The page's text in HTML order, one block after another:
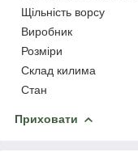
Щільність ворсу
Виробник
Розміри
Склад килима
Стан
Приховати